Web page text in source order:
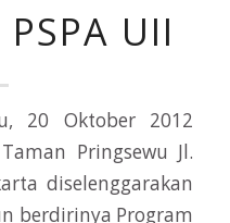
UII
20 Oktober 2012
Pringsewu Jl.
diselenggarakan
berdirinya Program